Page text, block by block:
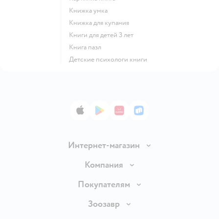
книжка умка
книжка для купания
книги для детей 3 лет
книга пазл
детские психологи книги
App StoreGoogle Play
AppGallery
RuStore
Интернет-магазин
Доставка и оплата
Обмен и возврат товара
Правила продажи
Компания
О компании
Инвесторам
Покупателям
Бонусные карты
Зоозавр